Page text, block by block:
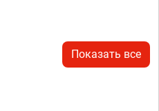
Показать все